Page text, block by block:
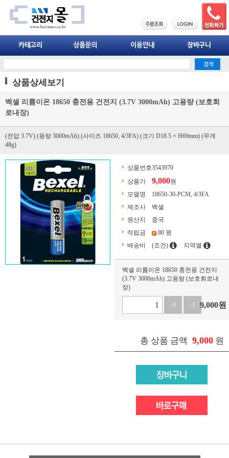
상품상세보기
벡셀 리튬이온 18650 충전용 건전지 (3.7V 3000mAh) 고용량 (보호회
로내장)
(전압 3.7V) (용량 3000mAh) (사이즈 18650, 4/3FA) (크기 D18.5 × H69mm) (무게
48g)
상품번호3543970
상품가
9,000원
모델명
18650-30-PCM, 4/3FA
제조사
벡셀
원산지
중국
적립금
80 원
배송비
(조건) 지역별
벡셀 리튬이온 18650 충전용 건전지
(3.7V 3000mAh) 고용량 (보호회로내
장)
+1 -1 9,000원
총 상품 금액 9,000 원